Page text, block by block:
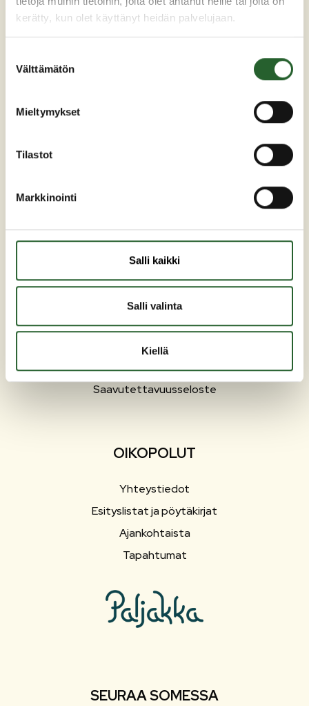
kerätty, kun olet käyttänyt heidän palvelujaan.
valinta
Välttämätön
Mieltymykset
Tilastot
Markkinointi
Salli kaikki
Salli valinta
Kiellä
89200 Puolanka
Liikunta ja vapaa-aika
Matkailu
Varhaiskasvatus ja opetus
Työ ja elinkeinot
Sosiaali- ja terveyspalvelut
Hallinto
Evästeasetukset
Saavutettavuusseloste
OIKOPOLUT
Yhteystiedot
Esityslistat ja pöytäkirjat
Ajankohtaista
Tapahtumat
SEURAA SOMESSA